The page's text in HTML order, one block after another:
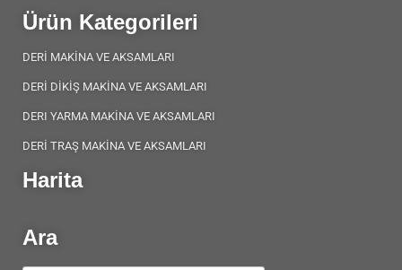
Ürün Kategorileri
DERİ MAKİNA VE AKSAMLARI
DERİ DİKİŞ MAKİNA VE AKSAMLARI
DERI YARMA MAKİNA VE AKSAMLARI
DERİ TRAŞ MAKİNA VE AKSAMLARI
Harita
Ara